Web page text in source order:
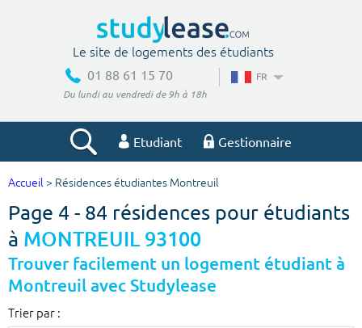
Le site de logements des étudiants
01 88 61 15 70
Du lundi au vendredi de 9h à 18h
FR
Etudiant Gestionnaire
Votre recherche
Ville, école
Accueil > Résidences étudiantes Montreuil
Page 4 - 84 résidences pour étudiants
à MONTREUIL 93100
Trouver facilement un logement étudiant à
Montreuil avec Studylease
Trier par :